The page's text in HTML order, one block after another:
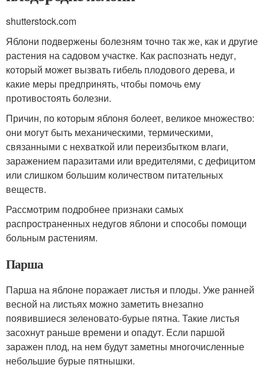
shutterstock.com
Яблони подвержены болезням точно так же, как и другие
растения на садовом участке. Как распознать недуг,
который может вызвать гибель плодового дерева, и
какие меры предпринять, чтобы помочь ему
противостоять болезни.
Причин, по которым яблоня болеет, великое множество:
они могут быть механическими, термическими,
связанными с нехваткой или переизбытком влаги,
заражением паразитами или вредителями, с дефицитом
или слишком большим количеством питательных
веществ.
Рассмотрим подробнее признаки самых
распространенных недугов яблони и способы помощи
больным растениям.
Парша
Парша на яблоне поражает листья и плоды. Уже ранней
весной на листьях можно заметить внезапно
появившиеся зеленовато-бурые пятна. Такие листья
засохнут раньше времени и опадут. Если паршой
заражен плод, на нем будут заметны многочисленные
небольшие бурые пятнышки.